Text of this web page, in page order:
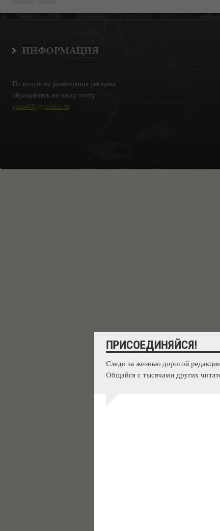
ИНФОРМАЦИЯ
По вопросам размещения рекламы
обращайтесь на нашу почту:
gena480@yandex.ru
ПРИСОЕДИНЯЙСЯ!
Следи за жизнью дорогой
Общайся с тысячами других